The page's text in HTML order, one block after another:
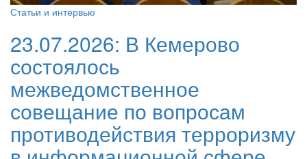
Статьи и интервью
23.07.2026: В Кемерово
состоялось
межведомственное
совещание по вопросам
противодействия терроризму